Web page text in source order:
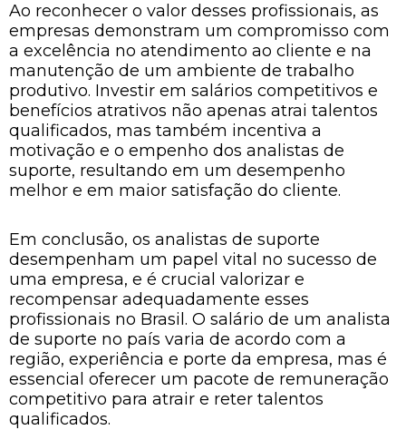
Ao reconhecer o valor desses profissionais, as
empresas demonstram um compromisso com
a excelência no atendimento ao cliente e na
manutenção de um ambiente de trabalho
produtivo. Investir em salários competitivos e
benefícios atrativos não apenas atrai talentos
qualificados, mas também incentiva a
motivação e o empenho dos analistas de
suporte, resultando em um desempenho
melhor e em maior satisfação do cliente.
Em conclusão, os analistas de suporte
desempenham um papel vital no sucesso de
uma empresa, e é crucial valorizar e
recompensar adequadamente esses
profissionais no Brasil. O salário de um analista
de suporte no país varia de acordo com a
região, experiência e porte da empresa, mas é
essencial oferecer um pacote de remuneração
competitivo para atrair e reter talentos
qualificados.